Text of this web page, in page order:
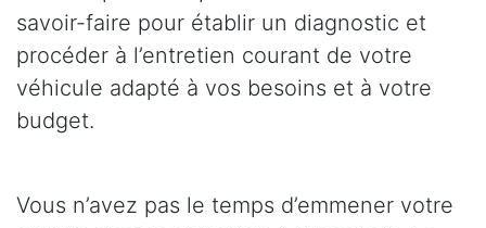
savoir-faire pour établir un diagnostic et
procéder à l’entretien courant de votre
véhicule adapté à vos besoins et à votre
budget.
Vous n’avez pas le temps d’emmener votre